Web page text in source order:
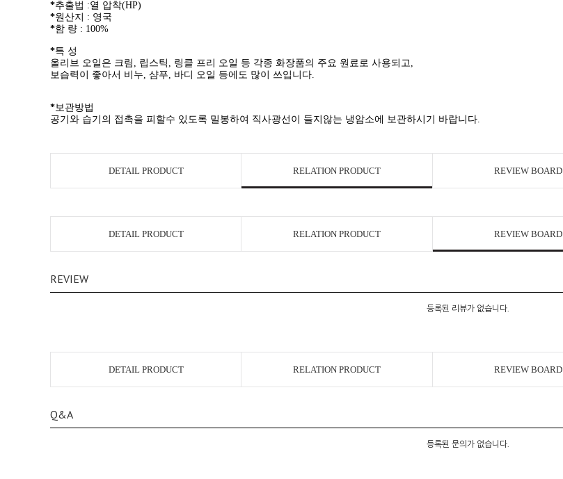
*추출법 :열 압착(HP)
*원산지
: 영국
*함 량 : 100%
*특 성
올리브 오일은 크림, 립스틱, 링클 프리 오일 등 각종 화장품의 주요 원료로 사용되고,
보습력이 좋아서 비누, 샴푸, 바디 오일 등에도 많이 쓰입니다.
*보관방법
공기와 습기의 접촉을 피할수 있도록 밀봉하여 직사광선이 들지않는 냉암소에 보관하시기 바랍니다.
DETAIL PRODUCT RELATION PRODUCT REVIEW BOARD
DETAIL PRODUCT RELATION PRODUCT REVIEW BOARD
REVIEW
등록된 리뷰가 없습니다.
DETAIL PRODUCT RELATION PRODUCT REVIEW BOARD
Q&A
등록된 문의가 없습니다.